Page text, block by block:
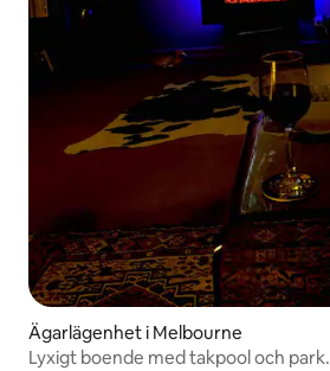
Ägarlägenhet i Melbourne
Lyxigt boende med takpool och park.